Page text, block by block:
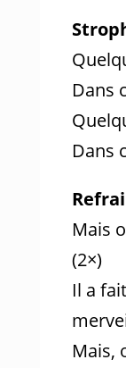
Dans
Dans
Mais
(2×)
Il a
Mais,